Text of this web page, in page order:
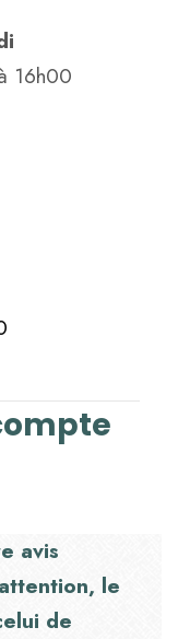
16h00
avis
le
de